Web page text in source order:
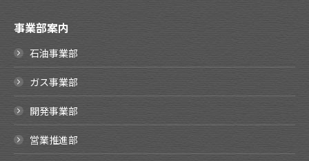
事業部案内
石油事業部
ガス事業部
開発事業部
営業推進部